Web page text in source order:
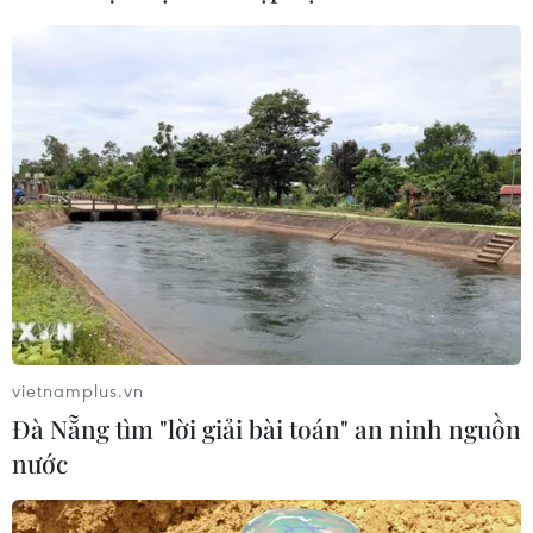
2026: Mở rộng không gian hợp lực
07/08/2026 12:54
Chuyên gia quốc tế đánh giá tích cực
về tiền đồng của Việt Nam
07/08/2026 12:46
vietnamplus.vn
Đà Nẵng tìm "lời giải bài toán" an ninh nguồn
nước